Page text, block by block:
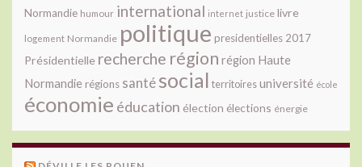
Normandie humour international internet justice livre
logement Normandie politique presidentielles 2017
Présidentielle recherche région région Haute
Normandie régions santésocial territoiresuniversité école
économie éducation élection élections énergie